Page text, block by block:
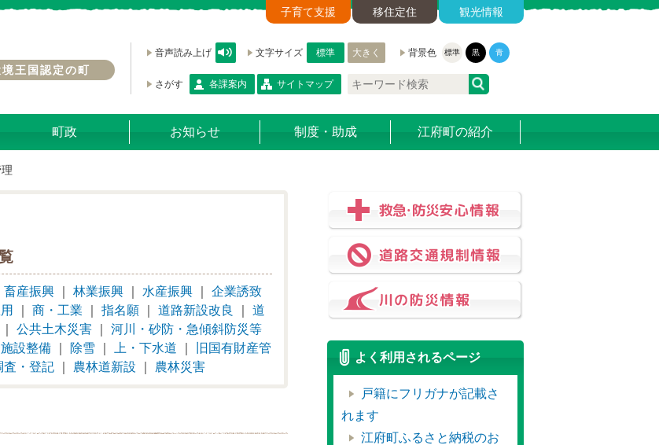
子育て支援 移住定住
観光情報
境王国認定の町
音声読み上げ 文字サイズ 標準 大きく 背景色 標準 黒 青
さがす 各課案内 サイトマップ
町政 お知らせ 制度・助成 江府町の紹介
畜産振興 林業振興 水産振興
企業誘致
商・工業 指名願 道路新設改良
道
公共土木災害
河川・砂防・急傾斜防災等
設整備 除雪 上・下水道
旧国有財産管
査・登記 農林道新設 農林災害
よく利用されるページ
戸籍にフリガナが記載さ
れます
江府町ふるさと納税のお